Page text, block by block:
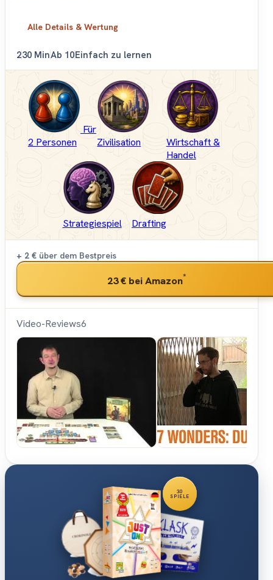
Alle Details & Wertung
230 MinAb 10Einfach zu lernen
Für
2 Personen
Zivilisation
Wirtschaft &
Handel
Strategiespiel Drafting
+ 2 € über dem Bestpreis
23 € bei Amazon*
Video-Reviews6
Spiele-
Offensive.de
30
SPIELE